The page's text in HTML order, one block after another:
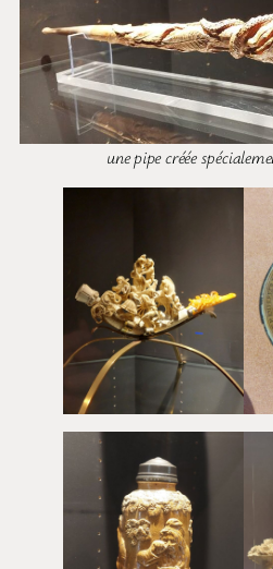
une pipe créée